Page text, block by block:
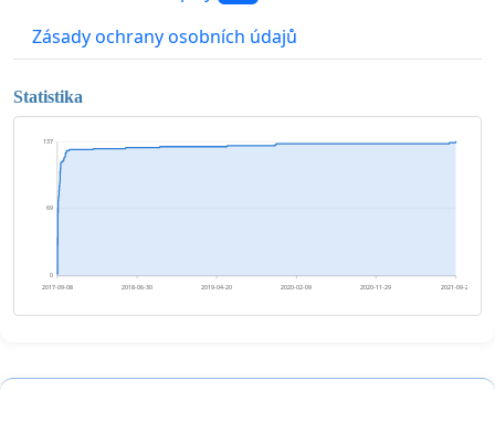
Zásady ochrany osobních údajů
Statistika
0
69
137
2017-09-08 2018-06-30 2019-04-20 2020-02-09 2020-11-29 2021-09-20